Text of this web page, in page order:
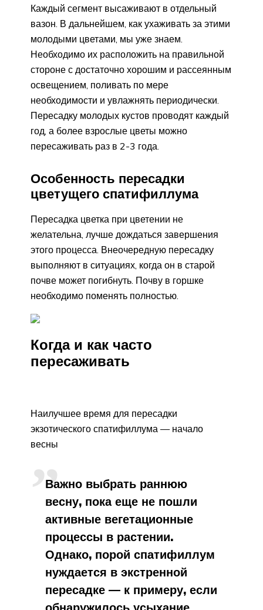
Каждый сегмент высаживают в отдельный
вазон. В дальнейшем, как ухаживать за этими
молодыми цветами, мы уже знаем.
Необходимо их расположить на правильной
стороне с достаточно хорошим и рассеянным
освещением, поливать по мере
необходимости и увлажнять периодически.
Пересадку молодых кустов проводят каждый
год, а более взрослые цветы можно
пересаживать раз в 2-3 года.
Особенность пересадки
цветущего спатифиллума
Пересадка цветка при цветении не
желательна, лучше дождаться завершения
этого процесса. Внеочередную пересадку
выполняют в ситуациях, когда он в старой
почве может погибнуть. Почву в горшке
необходимо поменять полностью.
Когда и как часто
пересаживать
Наилучшее время для пересадки
экзотического спатифиллума — начало
весны
Важно выбрать раннюю
весну, пока еще не пошли
активные вегетационные
процессы в растении.
Однако, порой спатифиллум
нуждается в экстренной
пересадке — к примеру, если